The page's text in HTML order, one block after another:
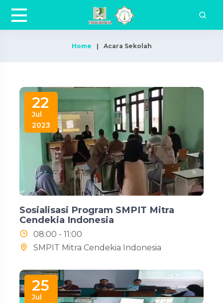
Home Acara Sekolah
22
Jul
2023
Sosialisasi Program SMPIT Mitra
Cendekia Indonesia
08:00 - 11:00
SMPIT Mitra Cendekia Indonesia
25
Jul